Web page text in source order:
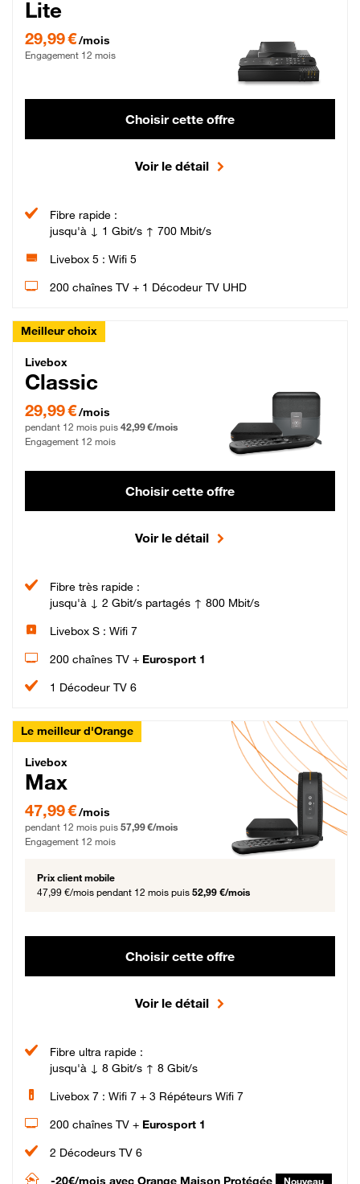
Lite
29,99 €/mois
Engagement 12 mois
Choisir cette offre
Voir le détail
Fibre rapide :
jusqu'à ↓ 1 Gbit/s ↑ 700 Mbit/s
Livebox 5 : Wifi 5
200 chaînes TV + 1 Décodeur TV UHD
Meilleur choix
Livebox Classic Fibre
Livebox
Classic
29,99 € par mois pendant 12 mois puis 42,99 € par mois, Engagement 12 mois
29,99 €/mois
pendant 12 mois puis 42,99 €/mois
Engagement 12 mois
Choisir cette offre
Voir le détail
Fibre très rapide :
jusqu'à ↓ 2 Gbit/s partagés ↑ 800 Mbit/s
Livebox S : Wifi 7
200 chaînes TV + Eurosport 1
1 Décodeur TV 6
Le meilleur d'Orange
Livebox Max Fibre
Livebox
Max
47,99 € par mois pendant 12 mois puis 57,99 € par mois, Engagement 12 mois
47,99 €/mois
pendant 12 mois puis 57,99 €/mois
Engagement 12 mois
Prix client mobile
47,99 €/mois pendant 12 mois puis 52,99 €/mois
Choisir cette offre
Voir le détail
Fibre ultra rapide :
jusqu'à ↓ 8 Gbit/s ↑ 8 Gbit/s
Livebox 7 : Wifi 7 + 3 Répéteurs Wifi 7
200 chaînes TV + Eurosport 1
2 Décodeurs TV 6
-20€/mois avec Orange Maison Protégée Nouveau